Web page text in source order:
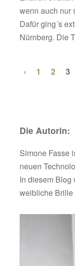
wenn auch nur
Dafür ging´s
Nürnberg. Die
‹ 1 2 3
Die Autorin:
Simone Fasse
neuen
In diesem Blog
weibliche Brille